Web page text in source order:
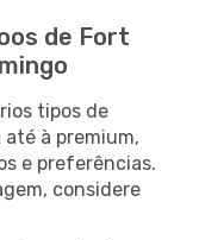
de Fort
tipos de
à premium,
e preferências.
considere